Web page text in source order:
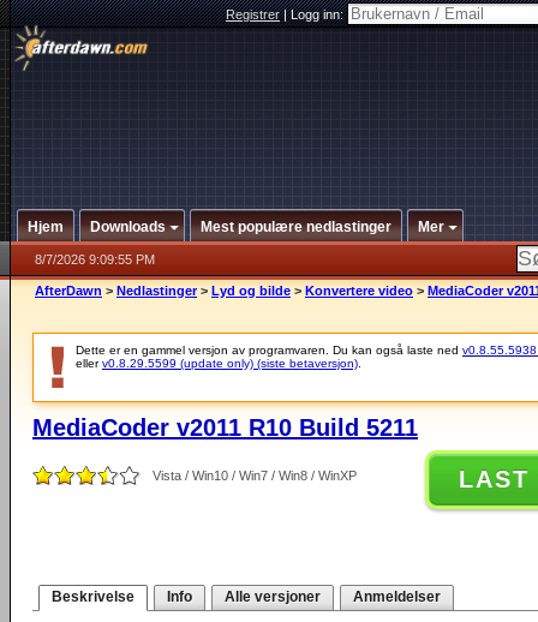
Registrer|Logg inn:
Hjem Downloads Mest populære nedlastinger Mer
8/7/2026 9:09:55 PM
AfterDawn > Nedlastinger > Lyd og bilde > Konvertere video > MediaCoder
Dette er en gammel versjon av programvaren. Du kan også laste ned v0.8.55.5938
ellerv0.8.29.5599 (update only) (siste betaversjon)
MediaCoder v2011 R10 Build 5211
Vista / Win10 / Win7 / Win8 / WinXP LAST
Beskrivelse Info Alle versjoner Anmeldelser